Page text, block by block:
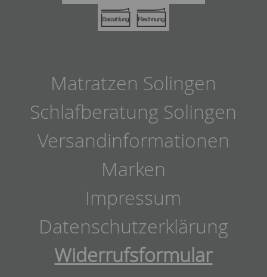
Matratzen Solingen
Schlafberatung Solingen
Versandinformationen
Marken
Impressum
Datenschutzerklärung
Widerrufsformular